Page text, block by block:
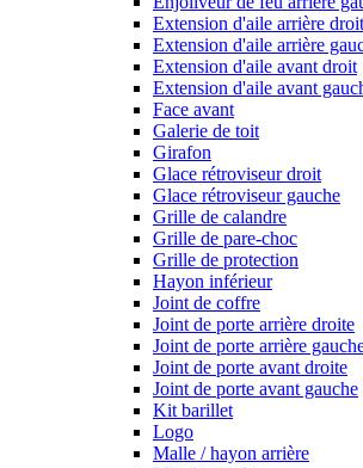
Extension d'aile arrière droit
Extension d'aile arrière
Extension d'aile avant droit
Extension d'aile avant
Face avant
Galerie de toit
Girafon
Glace rétroviseur droit
Glace rétroviseur gauche
Grille de calandre
Grille de pare-choc
Grille de protection
Hayon inférieur
Joint de coffre
Joint de porte arrière droite
Joint de porte arrière
Joint de porte avant droite
Joint de porte avant gauche
Kit barillet
Logo
Malle / hayon arrière